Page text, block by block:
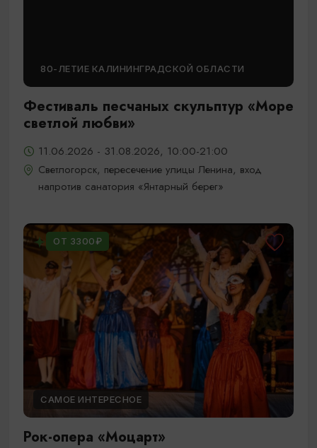
80-ЛЕТИЕ КАЛИНИНГРАДСКОЙ ОБЛАСТИ
Фестиваль песчаных скульптур «Море
светлой любви»
11.06.2026 - 31.08.2026, 10:00-21:00
Светлогорск, пересечение улицы Ленина, вход
напротив санатория «Янтарный берег»
ОТ 3300₽
САМОЕ ИНТЕРЕСНОЕ
Рок-опера «Моцарт»